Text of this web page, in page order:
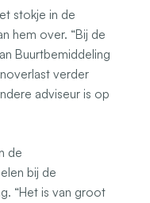
stokje in de
hem over. “Bij de
Buurtbemiddeling
verder
adviseur is op
de
bij de
“Het is van groot